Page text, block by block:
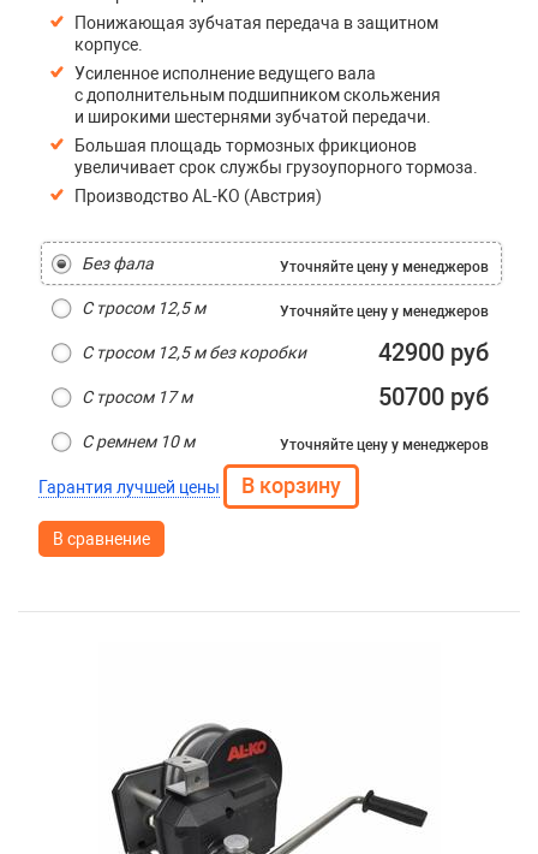
Понижающая зубчатая передача в защитном
корпусе.
Усиленное исполнение ведущего вала
с дополнительным подшипником скольжения
и широкими шестернями зубчатой передачи.
Большая площадь тормозных фрикционов
увеличивает срок службы грузоупорного тормоза.
Производство AL-KO (Австрия)
Без фала Уточняйте цену у менеджеров
С тросом 12,5 м Уточняйте цену у менеджеров
С тросом 12,5 м без коробки 42900 руб
С тросом 17 м 50700 руб
С ремнем 10 м Уточняйте цену у менеджеров
Гарантия лучшей цены
В сравнение